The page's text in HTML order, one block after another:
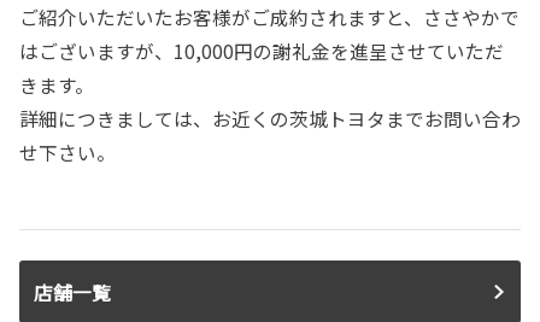
ご紹介いただいたお客様がご成約されますと、ささやかで
はございますが、10,000円の謝礼金を進呈させていただ
きます。
詳細につきましては、お近くの茨城トヨタまでお問い合わ
せ下さい。
店舗一覧